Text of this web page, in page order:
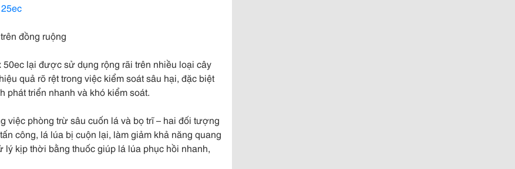
đồng ruộng
lại được sử dụng rộng rãi trên nhiều loại cây
quả rõ rệt trong việc kiểm soát sâu hại, đặc biệt
phát triển nhanh và khó kiểm soát.
việc phòng trừ sâu cuốn lá và bọ trĩ – hai đối tượng
công, lá lúa bị cuộn lại, làm giảm khả năng quang
kịp thời bằng thuốc giúp lá lúa phục hồi nhanh,